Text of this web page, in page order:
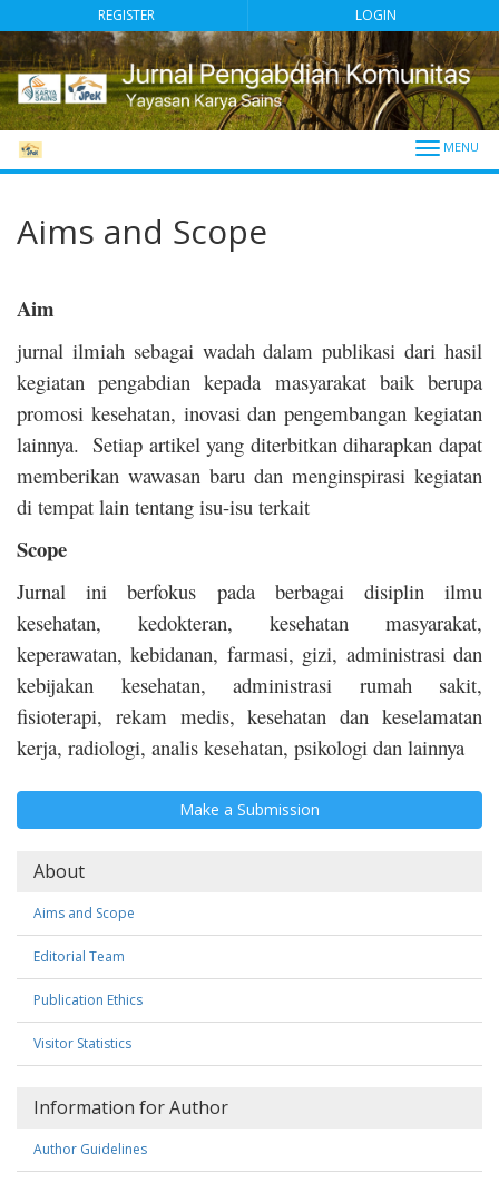
##plugins.themes.bootstrap3.accessible_menu.main_navigation##
##plugins.themes.bootstrap3.accessible_menu.main_content##
##plugins.themes.bootstrap3.accessible_menu.sidebar##
REGISTER LOGIN
Toggle
Aims and Scope
Aim
jurnal ilmiah sebagai wadah dalam publikasi dari hasil
kegiatan pengabdian kepada masyarakat baik berupa
promosi kesehatan, inovasi dan pengembangan kegiatan
lainnya. Setiap artikel yang diterbitkan diharapkan dapat
memberikan wawasan baru dan menginspirasi kegiatan
di tempat lain tentang isu-isu terkait
Scope
Jurnal ini berfokus pada berbagai disiplin ilmu
kesehatan, kedokteran, kesehatan masyarakat,
keperawatan, kebidanan, farmasi, gizi, administrasi dan
kebijakan kesehatan, administrasi rumah sakit,
fisioterapi, rekam medis, kesehatan dan keselamatan
kerja, radiologi, analis kesehatan, psikologi dan lainnya
Make
a
Make a Submission
About
Aims and Scope
Editorial Team
Publication Ethics
Visitor Statistics
Information for Author
Author Guidelines